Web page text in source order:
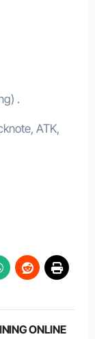
.
ATK,
ONLINE